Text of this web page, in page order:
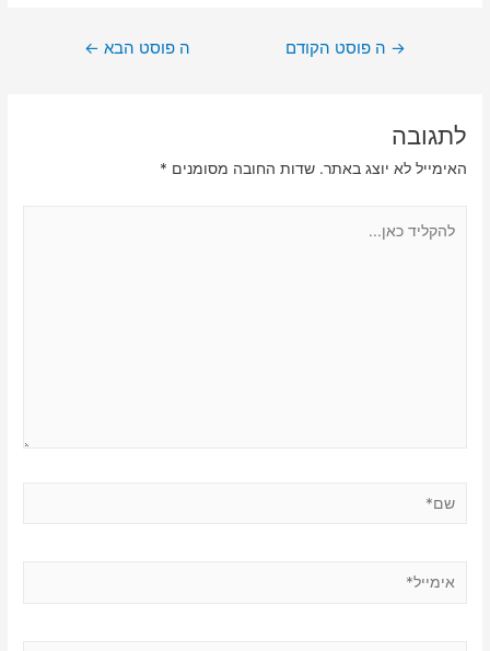
ניווט
→ ה פוסט הקודם ה פוסט הבא ←
לתגובה
האימייל לא יוצג באתר. שדות החובה מסומנים *